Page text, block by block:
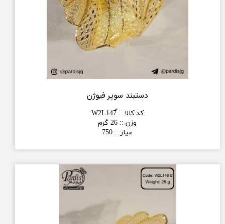
دستبند سوپر فیوژن
کد کالا ::
وزن :: 26 گرم
عیار ::
750